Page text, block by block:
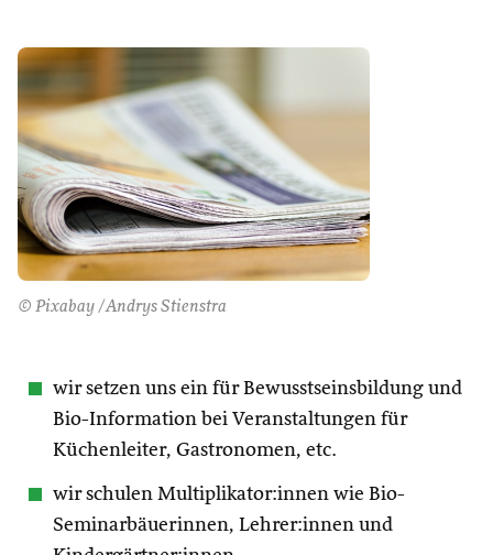
© Pixabay /Andrys Stienstra
wir setzen uns ein für Bewusstseinsbildung und
Bio-Information bei Veranstaltungen für
Küchenleiter, Gastronomen, etc.
wir schulen Multiplikator:innen wie Bio-
Seminarbäuerinnen, Lehrer:innen und